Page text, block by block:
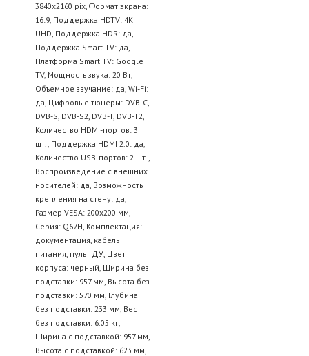
3840x2160 pix, Формат экрана:
16:9, Поддержка HDTV: 4K
UHD, Поддержка HDR: да,
Поддержка Smart TV: да,
Платформа Smart TV: Google
TV, Мощность звука: 20 Вт,
Объемное звучание: да, Wi-Fi:
да, Цифровые тюнеры: DVB-C,
DVB-S, DVB-S2, DVB-T, DVB-T2,
Количество HDMI-портов: 3
шт., Поддержка HDMI 2.0: да,
Количество USB-портов: 2 шт.,
Воспроизведение с внешних
носителей: да, Возможность
крепления на стену: да,
Размер VESA: 200x200 мм,
Серия: Q67H, Комплектация:
документация, кабель
питания, пульт ДУ, Цвет
корпуса: черный, Ширина без
подставки: 957 мм, Высота без
подставки: 570 мм, Глубина
без подставки: 233 мм, Вес
без подставки: 6.05 кг,
Ширина с подставкой: 957 мм,
Высота с подставкой: 623 мм,